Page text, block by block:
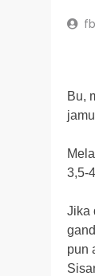
Bu,
3,5-
Jika
pun